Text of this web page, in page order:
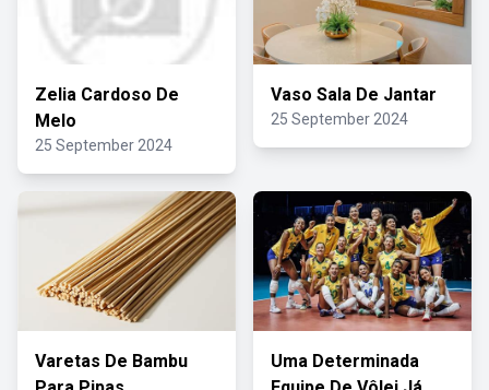
Zelia Cardoso De
Melo
25 September 2024
Vaso Sala De Jantar
25 September 2024
Varetas De Bambu
Uma Determinada